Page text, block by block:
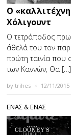
Ο
Χόλιγουντ
Ο τετράποδος
άθελά του τον
πρώτη ταινία που
των Καννών; Θα […]
bytrihes 12/11/2015
ΕΝΑΣ & ΕΝΑΣ